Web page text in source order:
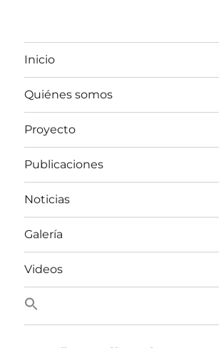
Inicio
Quiénes somos
Proyecto
Publicaciones
Noticias
Galería
Videos